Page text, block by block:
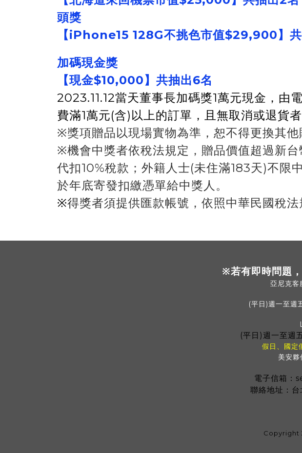
頭獎
【iPhone15 128G不挑色市值$29,900】共
加碼現金獎
【現金$10,000】共抽出6名
2023.11.12當天董事長加碼獎1萬元現金，由
費滿1萬元(含)以上的訂單，且無取消或退貨
※獎項贈品以現場實物為準，恕不得更換其他
※機會中獎者依稅法規定，贈品價值超過新
代扣10%稅款；外籍人士(未住滿183天)不限
於年底寄發扣繳憑單給中獎人。
※得獎者須提供匯款帳號，依照中華民國稅
※若有即時問題
亞尼克
(平日)週一至
(平日) 週一至週
假日、國定
美安
電子信箱
聯絡地址：
Copyright